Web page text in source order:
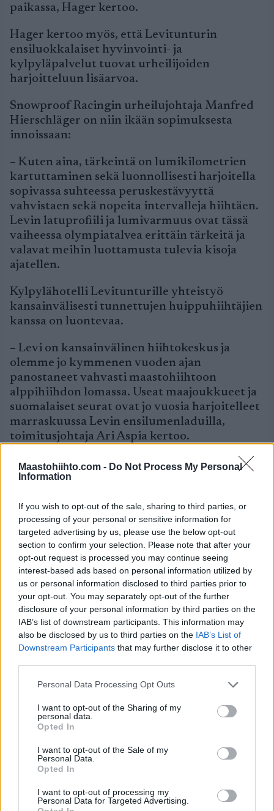
Maastohiihto.com - Do Not Process My Personal
Information
If you wish to opt-out of the sale, sharing to third parties, or
processing of your personal or sensitive information for
targeted advertising by us, please use the below opt-out
section to confirm your selection. Please note that after your
opt-out request is processed you may continue seeing
interest-based ads based on personal information utilized by
us or personal information disclosed to third parties prior to
your opt-out. You may separately opt-out of the further
disclosure of your personal information by third parties on the
IAB’s list of downstream participants. This information may
also be disclosed by us to third parties on the IAB’s List of
Downstream Participants that may further disclose it to other
Please note that this website/app uses one or more Google
not limited to your visit or usage behaviour. You may click to
grant or deny consent to Google and its third-party tags to
use your data for below specified purposes in below Google
consent section.
Personal Data Processing Opt Outs
I want to opt-out of the Sharing of my
personal data.
Opted In
I want to opt-out of the Sale of my
Personal Data.
Opted In
I want to opt-out of processing my
Personal Data for Targeted Advertising.
paikassa, Hager kertoo.
Hager kertoo myös, että Levitunturin
ensiluokkalaiset hyvinvointi- ja
kylpyläpalvelut tuovat urheilijoiden
harjoitteluun lisäarvoa.
Snowproof Racingin urheilujohtaja Manfred
Hierschläger on niin ikään sopimuksesta
innoissaan:
– Kuten aina, tärkeintä on lumikilometrien
kartuttaminen sekä luonnollisesti harjoitella
sopivassa suhteessa peruskestävyyttä
vahvistaen sekä nopeita intervalleja hiihtäen.
Levin latuprofiili ja lumivarmuus ovat tässä
vaiheessa olympiatalvea erittäin tärkeitä ja
valavat meihin luottamusta tulevia kisoja
ajatellen.
Kylpylähotelli Levitunturille yhteistyö
kansainvälisesti tunnettujen huippuhiihtäjien
kanssa on luontevaa.
– Levi on kansainvälinen hiihtokeskus ja
olemme jo kymmenen vuoden ajan
panostaneet vahvasti maastohiihtoon
alppihiihdon lomassa. Useat maajoukkueet ja
suomalaiset seurat ovat jo vuosia harjoitelleet
marraskuussa Levin ensilumenladuilla,
toimitusjohtaja Ari Aspia kertoo.
Aspia haluaa kansainvälisen yhteistyön myötä
lisätä hiihtoharrastajien tietoisuutta Levistä.
– Yhteistyö Snowproof racing -tallin kanssa on
positiivinen lisä omaan toimintaamme ja
uskomme vahvasti, että joukkueen myötä ja
avulla tietoisuus maastohiihtokeskuksesta
leviää maailmanlaajuisesti. Joukkue näkyy
kaikissa maailman suurimmissa
hiihtotapahtumissa, kuten Vasaloppetissa ja
Marcialongassa, Aspia jatkaa.
Marraskuuksi luvattu lumivarmuuskin on
täytetty jo monilta osin. Tällä hetkellä latua on
valmiina kuutisen kilometriä, mutta jo
loppuviikosta yhdeksän kilometriä.
hiihtämään molemmilla hiihtotavoilla.